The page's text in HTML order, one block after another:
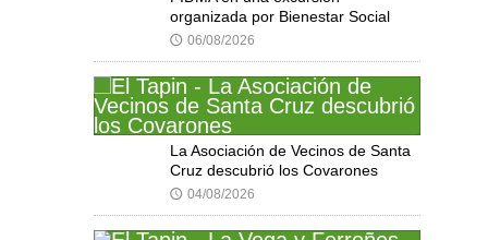
organizada por Bienestar Social
🕔 06/08/2026
La Asociación de Vecinos de Santa
Cruz descubrió los Covarones
🕔 04/08/2026